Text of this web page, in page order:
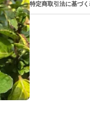
特定商取引法に基づ